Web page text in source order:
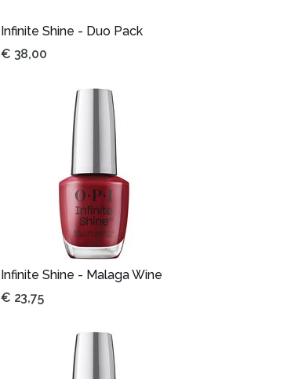
Infinite Shine - Duo Pack
€ 38,00
Infinite Shine - Malaga Wine
€ 23,75